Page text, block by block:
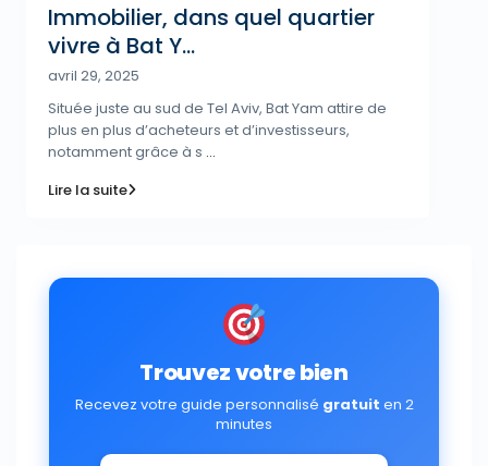
Immobilier, dans quel quartier
vivre à Bat Y...
avril 29, 2025
Située juste au sud de Tel Aviv, Bat Yam attire de
plus en plus d’acheteurs et d’investisseurs,
notamment grâce à s ...
Lire la suite
Trouvez votre bien
Recevez votre guide personnalisé gratuit en 2
minutes